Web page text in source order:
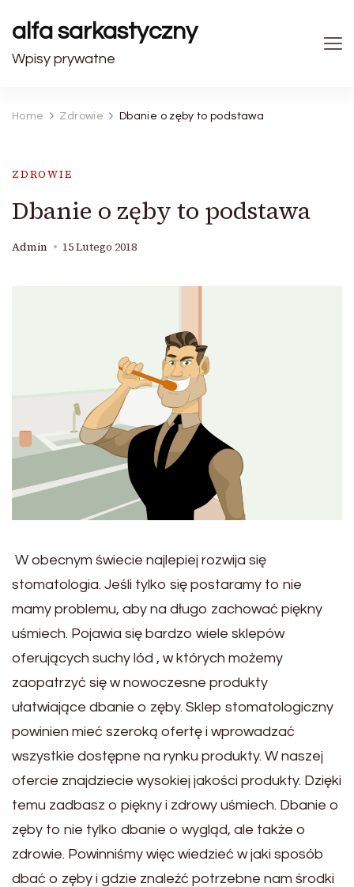
alfa sarkastyczny
Wpisy prywatne
Home Zdrowie Dbanie o zęby to podstawa
ZDROWIE
Dbanie o zęby to podstawa
Admin 15 Lutego 2018
W obecnym świecie najlepiej rozwija się
stomatologia. Jeśli tylko się postaramy to nie
mamy problemu, aby na długo zachować piękny
uśmiech. Pojawia się bardzo wiele sklepów
oferujących suchy lód , w których możemy
zaopatrzyć się w nowoczesne produkty
ułatwiające dbanie o zęby. Sklep stomatologiczny
powinien mieć szeroką ofertę i wprowadzać
wszystkie dostępne na rynku produkty. W naszej
ofercie znajdziecie wysokiej jakości produkty. Dzięki
temu zadbasz o piękny i zdrowy uśmiech. Dbanie o
zęby to nie tylko dbanie o wygląd, ale także o
zdrowie. Powinniśmy więc wiedzieć w jaki sposób
dbać o zęby i gdzie znaleźć potrzebne nam środki